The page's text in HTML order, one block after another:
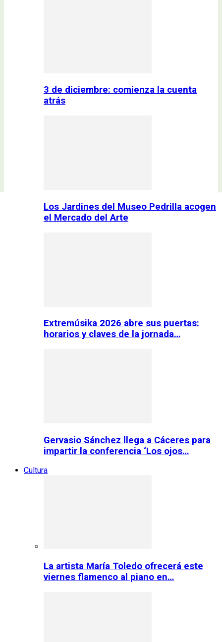
3 de diciembre: comienza la cuenta
atrás
Los Jardines del Museo Pedrilla acogen
el Mercado del Arte
Extremúsika 2026 abre sus puertas:
horarios y claves de la jornada…
Gervasio Sánchez llega a Cáceres para
impartir la conferencia ‘Los ojos…
Cultura
La artista María Toledo ofrecerá este
viernes flamenco al piano en…